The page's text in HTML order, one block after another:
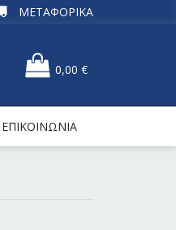
ΜΕΤΑΦΟΡΙΚΑ
0,00 €
ΕΠΙΚΟΙΝΩΝΙΑ